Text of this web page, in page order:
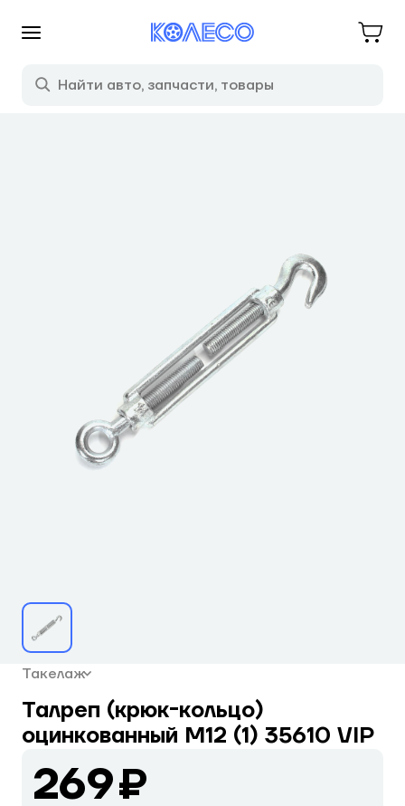
Такелаж
Талреп (крюк-кольцо)
оцинкованный М12 (1) 35610 VIP
269 ₽